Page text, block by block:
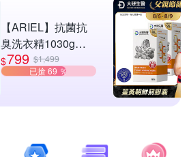
【ARIEL】抗菌抗
臭洗衣精1030g補
充包 X8 (抗菌去漬/
室內晾曬) 兩款任選
$799 $1,499
已搶 69 ％